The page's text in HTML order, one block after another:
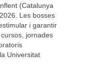
(Catalunya
Les bosses
i garantir
jornades
Universitat